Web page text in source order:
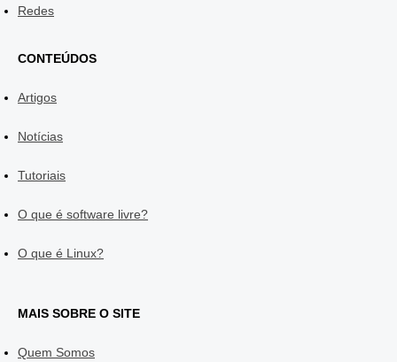
Redes
CONTEÚDOS
Artigos
Notícias
Tutoriais
O que é software livre?
O que é Linux?
MAIS SOBRE O SITE
Quem Somos